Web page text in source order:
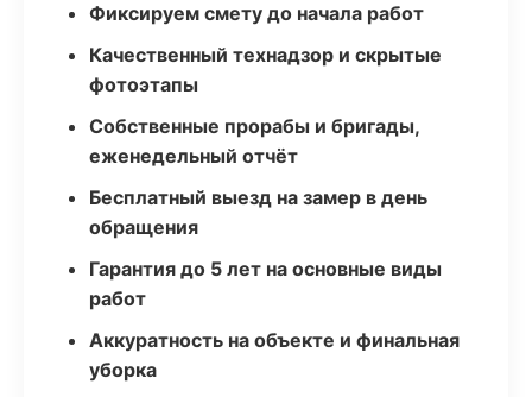
Фиксируем смету до начала работ
Качественный технадзор и скрытые
фотоэтапы
Собственные прорабы и бригады,
еженедельный отчёт
Бесплатный выезд на замер в день
обращения
Гарантия до 5 лет на основные виды
работ
Аккуратность на объекте и финальная
уборка